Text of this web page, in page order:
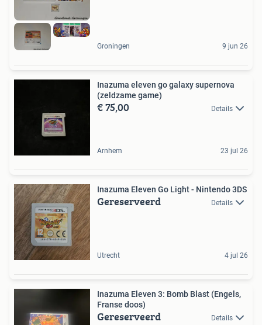
Groningen 9 jun 26
Inazuma eleven go galaxy supernova
(zeldzame game)
€ 75,00 Details
Arnhem 23 jul 26
Inazuma Eleven Go Light - Nintendo 3DS
Gereserveerd Details
Utrecht 4 jul 26
Inazuma Eleven 3: Bomb Blast (Engels,
Franse doos)
Gereserveerd Details